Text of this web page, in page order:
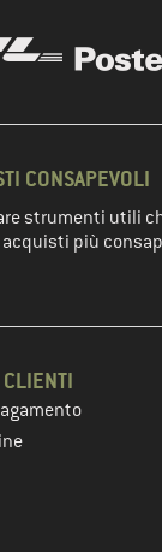
CONSAPEVOLI
strumenti utili
più